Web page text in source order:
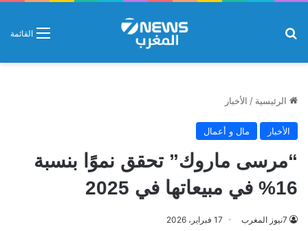
القائمة
الرئيسية / الأخبار
الأخبار مال و أعمال
“مرسى ماروك” تحقق نموًا بنسبة
16% في مبيعاتها في 2025
7نيوز المغرب 17 فبراير، 2026